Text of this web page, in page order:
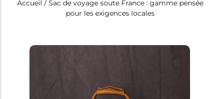
Accueil / Sac de voyage soute France : gamme pensée
pour les exigences locales